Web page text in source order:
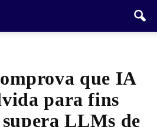
que IA
para fins
supera LLMs de